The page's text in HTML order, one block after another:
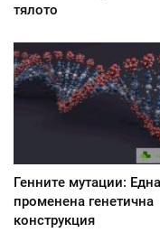
тялото
Генните мутации: Една
променена генетична
конструкция